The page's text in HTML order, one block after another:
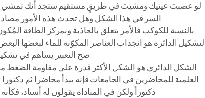
لو عصبتَ عينيك ومشيتَ في طريقٍ مستقيم ستجد أنك تمشي في
السر في هذا الشكل وهل تحدث هذه الأمور
بالنسبة للكوكب فالأمر يتعلق بالجاذبة وبمركز الطاقة
لتشكيل الدائرة هو انجذاب العناصر المكوّنة للماء لبعضها
صح التعبير يساهم في
الشكل الدائري هو الشكل الأكثر قدرة على مقاومة الضغط
العلمية للمحاضرين في الجامعات فإنه يبدأ محاضرا ثم
دكتوراً ولكن في المناداة يقولون له أستاذ،